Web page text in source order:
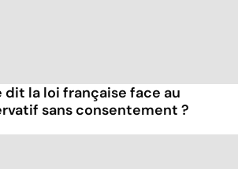
dit la loi française face au
sans consentement ?